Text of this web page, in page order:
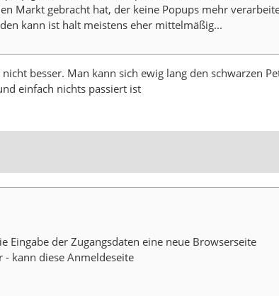
Markt gebracht hat, der keine Popups mehr
kann ist halt meistens eher mittelmäßig...
besser. Man kann sich ewig lang den schwarzen
einfach nichts passiert ist
Eingabe der Zugangsdaten eine neue Browserseite
- kann diese Anmeldeseite